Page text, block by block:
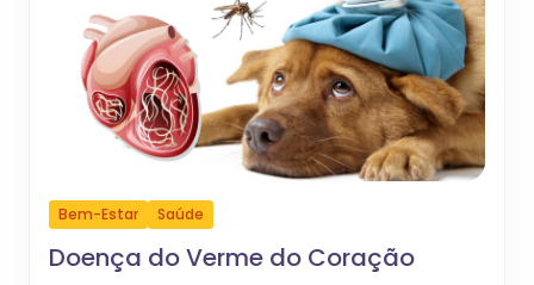
Bem-Estar Saúde
Doença do Verme do Coração